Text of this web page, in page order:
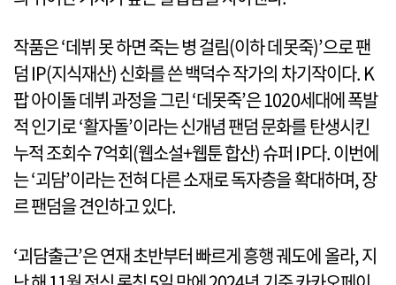
작품은 ‘데뷔 못 하면 죽는 병 걸림(이하 데못죽)’으로 팬
덤 IP(지식재산) 신화를 쓴 백덕수 작가의 차기작이다. K
팝 아이돌 데뷔 과정을 그린 ‘데못죽’은 1020세대에 폭발
적 인기로 ‘활자돌’이라는 신개념 팬덤 문화를 탄생시킨
누적 조회수 7억회(웹소설+웹툰 합산) 슈퍼 IP다. 이번에
는 ‘괴담’이라는 전혀 다른 소재로 독자층을 확대하며, 장
르 팬덤을 견인하고 있다.
‘괴담출근’은 연재 초반부터 빠르게 흥행 궤도에 올라, 지